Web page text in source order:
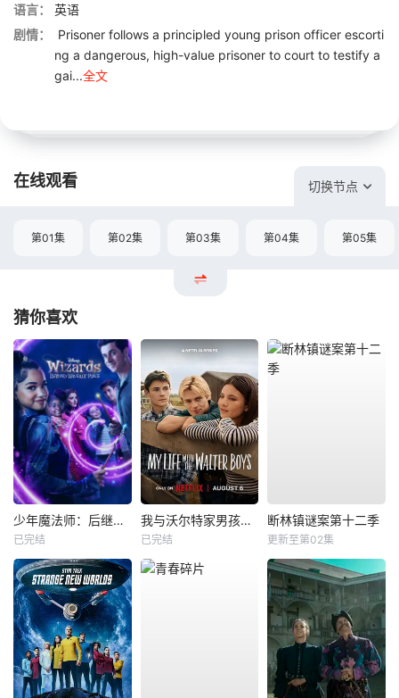
语言：
英语
剧情：
Prisoner follows a principled young prison officer escorti
ng a dangerous, high-value prisoner to court to testify a
gai...全文
在线观看 切换节点
第01集 第02集 第03集 第04集 第05集
猜你喜欢
少年魔法师：后继者第三季
已完结
我与沃尔特家男孩的生活第三季
已完结
断林镇谜案第十二季
更新至第02集